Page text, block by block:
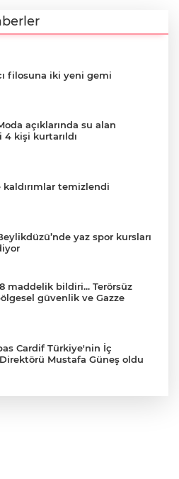
filosuna iki yeni gemi
açıklarında su alan
kişi kurtarıldı
kaldırımlar temizlendi
yaz spor kursları
maddelik bildiri... Terörsüz
güvenlik ve Gazze
Cardif Türkiye'nin İç
Mustafa Güneş oldu